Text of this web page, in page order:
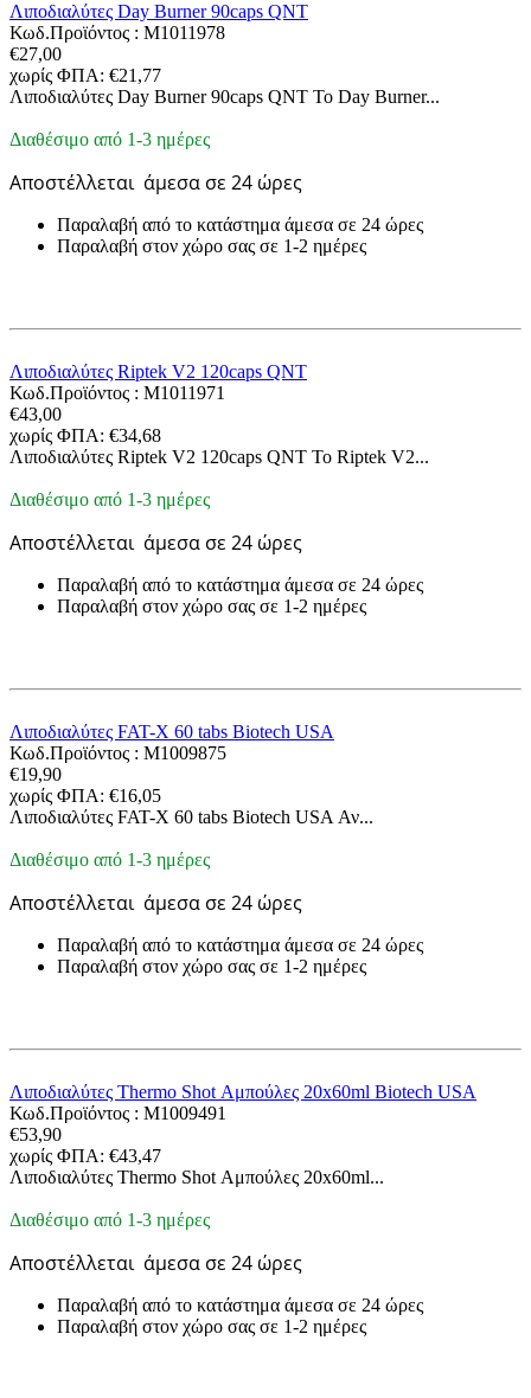
Λιποδιαλύτες Day Burner 90caps QNT
Κωδ.Προϊόντος : M1011978
€27,00
χωρίς ΦΠΑ: €21,77
Λιποδιαλύτες Day Burner 90caps QNT Το Day Burner...
Διαθέσιμο από 1-3 ημέρες
Αποστέλλεται άμεσα σε 24 ώρες
Παραλαβή από το κατάστημα άμεσα σε 24 ώρες
Παραλαβή στον χώρο σας σε 1-2 ημέρες
Λιποδιαλύτες Riptek V2 120caps QNT
Κωδ.Προϊόντος : M1011971
€43,00
χωρίς ΦΠΑ: €34,68
Λιποδιαλύτες Riptek V2 120caps QNT Το Riptek V2...
Διαθέσιμο από 1-3 ημέρες
Αποστέλλεται άμεσα σε 24 ώρες
Παραλαβή από το κατάστημα άμεσα σε 24 ώρες
Παραλαβή στον χώρο σας σε 1-2 ημέρες
Λιποδιαλύτες FAT-X 60 tabs Biotech USA
Κωδ.Προϊόντος : M1009875
€19,90
χωρίς ΦΠΑ: €16,05
Λιποδιαλύτες FAT-X 60 tabs Biotech USA Αν...
Διαθέσιμο από 1-3 ημέρες
Αποστέλλεται άμεσα σε 24 ώρες
Παραλαβή από το κατάστημα άμεσα σε 24 ώρες
Παραλαβή στον χώρο σας σε 1-2 ημέρες
Λιποδιαλύτες Thermo Shot Αμπούλες 20x60ml Biotech USA
Κωδ.Προϊόντος : M1009491
€53,90
χωρίς ΦΠΑ: €43,47
Λιποδιαλύτες Thermo Shot Αμπούλες 20x60ml...
Διαθέσιμο από 1-3 ημέρες
Αποστέλλεται άμεσα σε 24 ώρες
Παραλαβή από το κατάστημα άμεσα σε 24 ώρες
Παραλαβή στον χώρο σας σε 1-2 ημέρες